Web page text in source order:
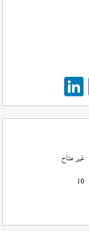
غير متاح
10